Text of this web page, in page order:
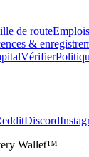
de routeEmplois
&
Vérifier
Discord
Wallet™